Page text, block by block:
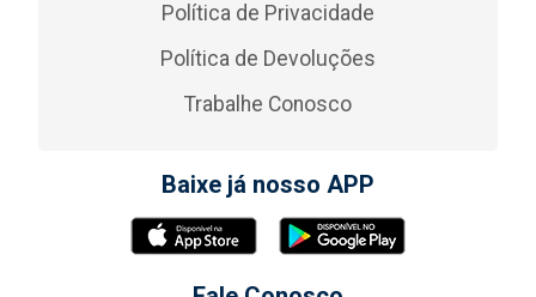
Política de Privacidade
Política de Devoluções
Trabalhe Conosco
Baixe já nosso APP